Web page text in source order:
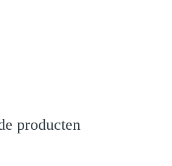
producten